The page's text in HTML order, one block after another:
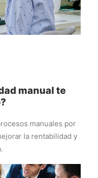
manual te
manuales por
la rentabilidad y